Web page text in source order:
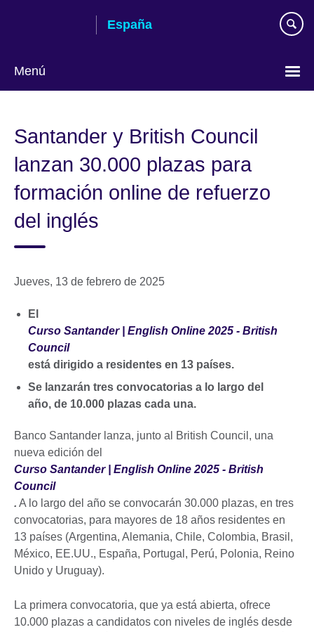
España
Menú
Santander y British Council
lanzan 30.000 plazas para
formación online de refuerzo
del inglés
Jueves, 13 de febrero de 2025
El
Curso Santander | English Online 2025 - British
Council
está dirigido a residentes en 13 países.
Se lanzarán tres convocatorias a lo largo del
año, de 10.000 plazas cada una.
Banco Santander lanza, junto al British Council, una
nueva edición del
Curso Santander | English Online 2025 - British
Council
. A lo largo del año se convocarán 30.000 plazas, en tres
convocatorias, para mayores de 18 años residentes en
13 países (Argentina, Alemania, Chile, Colombia, Brasil,
México, EE.UU., España, Portugal, Perú, Polonia, Reino
Unido y Uruguay).
La primera convocatoria, que ya está abierta, ofrece
10.000 plazas a candidatos con niveles de inglés desde